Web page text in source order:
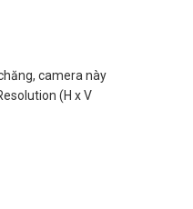
camera này
(H x V